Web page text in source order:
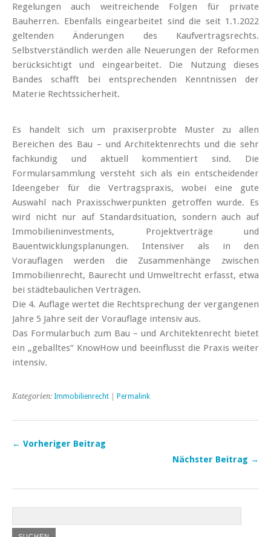
Regelungen auch weitreichende Folgen für private
Bauherren. Ebenfalls eingearbeitet sind die seit 1.1.2022
geltenden Änderungen des Kaufvertragsrechts.
Selbstverständlich werden alle Neuerungen der Reformen
berücksichtigt und eingearbeitet. Die Nutzung dieses
Bandes schafft bei entsprechenden Kenntnissen der
Materie Rechtssicherheit.
Es handelt sich um praxiserprobte Muster zu allen
Bereichen des Bau – und Architektenrechts und die sehr
fachkundig und aktuell kommentiert sind. Die
Formularsammlung versteht sich als ein entscheidender
Ideengeber für die Vertragspraxis, wobei eine gute
Auswahl nach Praxisschwerpunkten getroffen wurde. Es
wird nicht nur auf Standardsituation, sondern auch auf
Immobilieninvestments, Projektverträge und
Bauentwicklungsplanungen. Intensiver als in den
Vorauflagen werden die Zusammenhänge zwischen
Immobilienrecht, Baurecht und Umweltrecht erfasst, etwa
bei städtebaulichen Verträgen.
Die 4. Auflage wertet die Rechtsprechung der vergangenen
Jahre 5 Jahre seit der Vorauflage intensiv aus.
Das Formularbuch zum Bau – und Architektenrecht bietet
ein „geballtes“ KnowHow und beeinflusst die Praxis weiter
intensiv.
Kategorien: Immobilienrecht Permalink
← Vorheriger Beitrag
Nächster Beitrag →